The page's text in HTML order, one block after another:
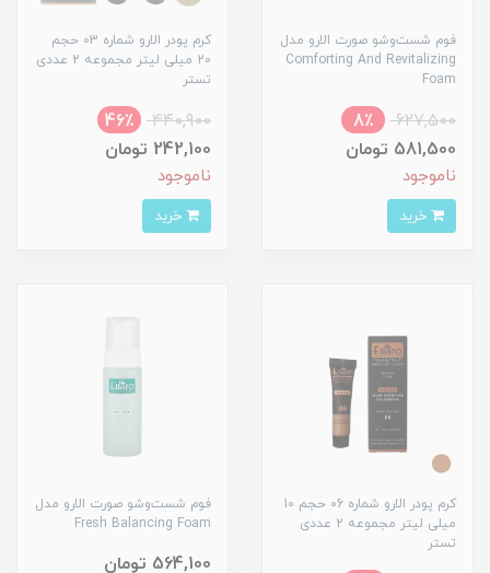
فوم شست‌وشو صورت الارو مدل
Comforting And Revitalizing
Foam
627,500
8٪
581,500 تومان
ناموجود
کرم پودر الارو شماره 03 حجم
20 میلی لیتر مجموعه 2 عددی
تستر
440,900
46٪
242,100 تومان
ناموجود
کرم پودر الارو شماره 06 حجم 10
میلی لیتر مجموعه 2 عددی
تستر
فوم شست‌وشو صورت الارو مدل
Fresh Balancing Foam
564,100 تومان